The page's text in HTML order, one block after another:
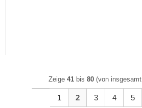
Zeige 41 bis 80 (von insgesamt
1 2 3 4 5